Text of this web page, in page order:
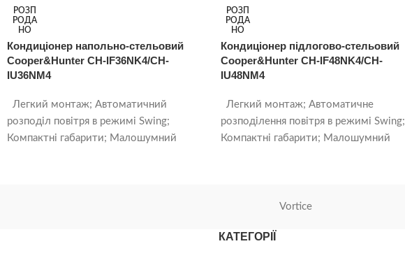
РОЗП
РОДА
НО
Кондиціонер напольно-стельовий
Cooper&Hunter CH-IF36NK4/CH-
IU36NM4
Легкий монтаж; Автоматичний
розподіл повітря в режимі Swing;
Компактні габарити; Малошумний
РОЗП
РОДА
НО
Кондиціонер підлогово-стельовий
Cooper&Hunter CH-IF48NK4/CH-
IU48NM4
Легкий монтаж; Автоматичне
розподілення повітря в режимі Swing;
Компактні габарити; Малошумний
Vortice
КАТЕГОРІЇ